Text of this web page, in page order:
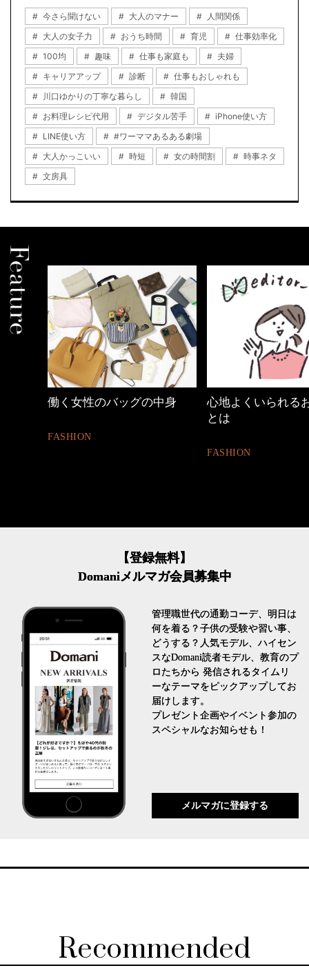
今さら聞けない 大人のマナー
人間関係
大人の女子力
おうち時間 育児
仕事効率化
100均
趣味 仕事も家庭も
夫婦
キャリアアップ
診断
仕事もおしゃれも
川口ゆかりの丁寧な暮らし
韓国
お料理レシピ代用
デジタル苦手
iPhone使い方
LINE使い方
#ワーママあるある劇場
大人かっこいい
時短 女の時間割
時事ネタ
文房具
心地よくいられるおしゃれ
40代の小顔メイク
【登録無料】
Domaniメルマガ会員募集中
管理職世代の通勤コーデ、明日は
何を着る？子供の受験や習い事、
どうする？人気モデル、ハイセン
スなDomani読者モデル、教育のプ
ロたちから 発信されるタイムリ
ーなテーマをピックアップしてお
届けします。
プレゼント企画やイベント参加の
スペシャルなお知らせも！
メルマガに登録する
Recommended